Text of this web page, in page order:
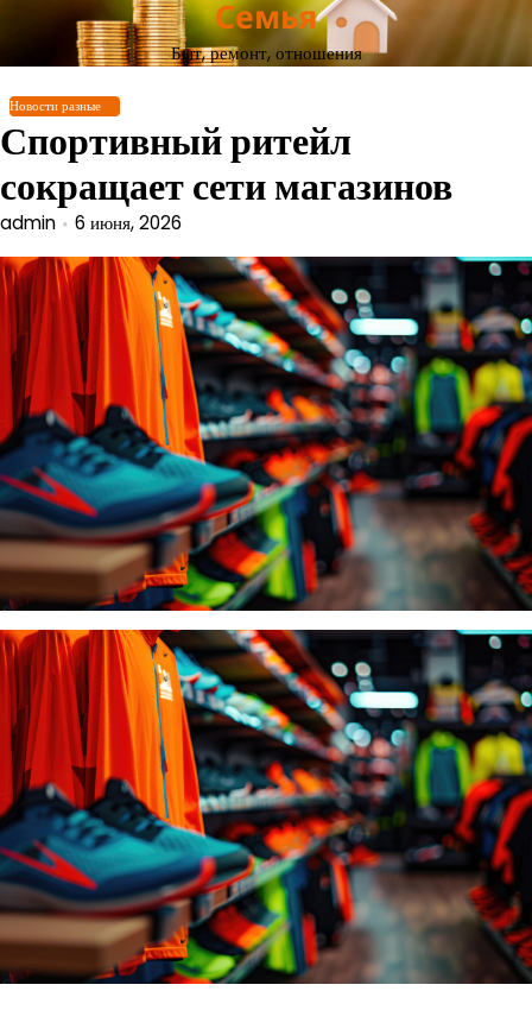
Перейти
содержимому
Семья
Быт, ремонт, отношения
Новости разные
Спортивный ритейл
сокращает сети магазинов
admin 6 июня, 2026